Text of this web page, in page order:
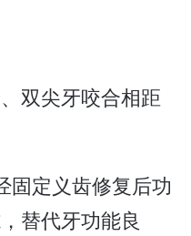
双尖牙咬合相距
固定义齿修复后功
替代牙功能良